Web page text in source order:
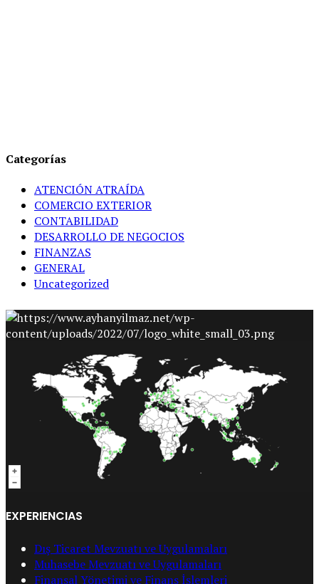
Categorías
ATENCIÓN ATRAÍDA
COMERCIO EXTERIOR
CONTABILIDAD
DESARROLLO DE NEGOCIOS
FINANZAS
GENERAL
Uncategorized
EXPERIENCIAS
Dış Ticaret Mevzuatı ve Uygulamaları
Muhasebe Mevzuatı ve Uygulamaları
Finansal Yönetimi ve Finans İşlemleri